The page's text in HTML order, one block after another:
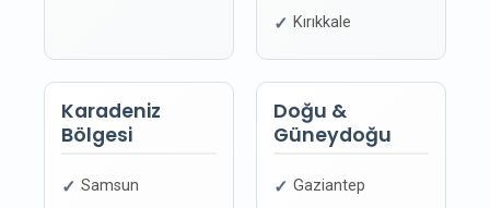
Kırıkkale
Karadeniz
Bölgesi
Samsun
Doğu &
Güneydoğu
Gaziantep